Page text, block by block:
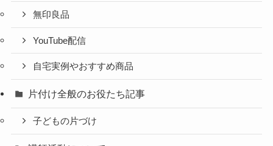
無印良品
YouTube配信
自宅実例やおすすめ商品
片付け全般のお役たち記事
子どもの片づけ